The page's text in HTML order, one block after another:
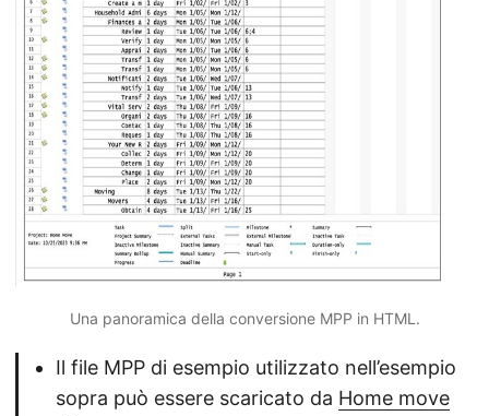
Una panoramica della conversione MPP in HTML.
Il file MPP di esempio utilizzato nell’esempio
sopra può essere scaricato da Home move